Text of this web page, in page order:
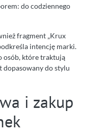
do codziennego
fragment „Krux
intencję marki.
osób, które traktują
dopasowany do stylu
i zakup